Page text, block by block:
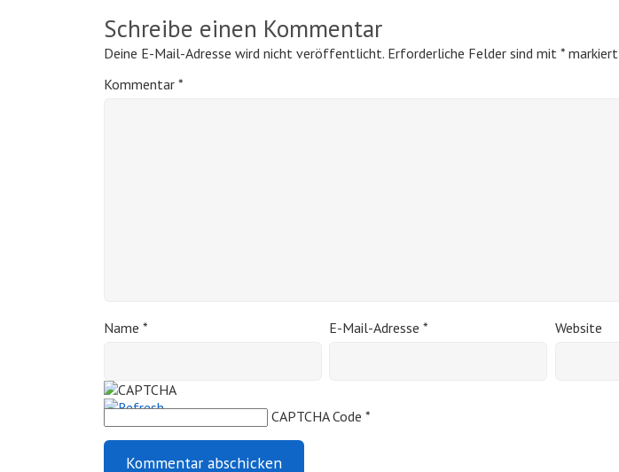
Schreibe einen Kommentar
Deine E-Mail-Adresse wird nicht veröffentlicht. Erforderliche Felder sind mit * markiert
Kommentar *
Name * E-Mail-Adresse* Website
CAPTCHA Code *